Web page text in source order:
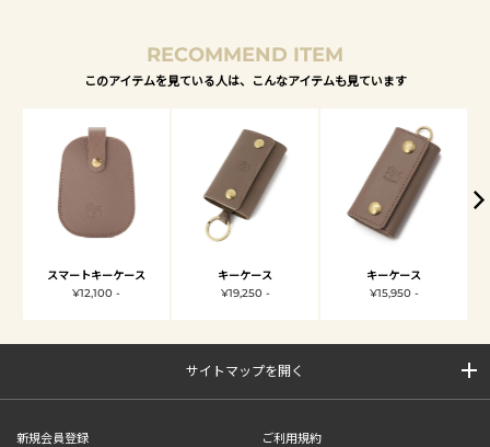
RECOMMEND ITEM
このアイテムを見ている人は、こんなアイテムも見ています
スマートキーケース
¥12,100 -
キーケース
¥19,250 -
キーケース
¥15,950 -
サイトマップを開く
新規会員登録
ご利用規約